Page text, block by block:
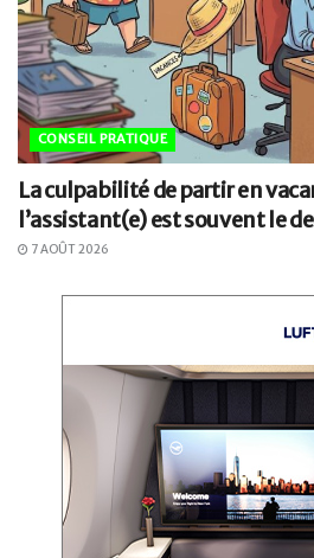
CONSEIL PRATIQUE
La culpabilité de partir en
l’assistant(e) est souvent le
7 AOÛT 2026